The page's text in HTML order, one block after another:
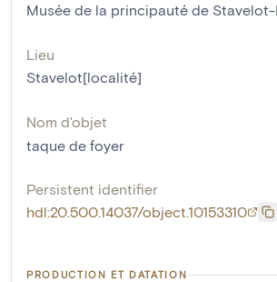
Musée de la principauté de
Lieu
Stavelot[localité]
Nom d'objet
taque de foyer
Persistent identifier
hdl:20.500.14037/object.10153310
PRODUCTION ET DATATION